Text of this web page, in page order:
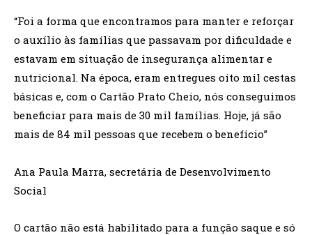
“Foi a forma que encontramos para manter e reforçar
o auxílio às famílias que passavam por dificuldade e
estavam em situação de insegurança alimentar e
nutricional. Na época, eram entregues oito mil cestas
básicas e, com o Cartão Prato Cheio, nós conseguimos
beneficiar para mais de 30 mil famílias. Hoje, já são
mais de 84 mil pessoas que recebem o benefício”
Ana Paula Marra, secretária de Desenvolvimento
Social
O cartão não está habilitado para a função saque e só